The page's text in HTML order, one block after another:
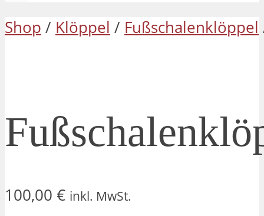
Shop / Klöppel / Fußschalenklöppel
100,00 € inkl. MwSt.